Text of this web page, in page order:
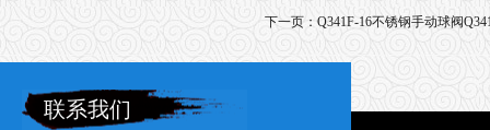
下一页：Q341F-16不锈钢手动球阀
联系我们